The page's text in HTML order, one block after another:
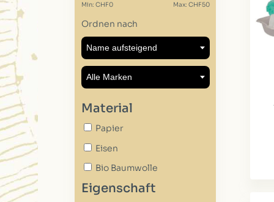
Min: CHF0 Max: CHF50
Ordnen nach
Material
Papier
Eisen
Bio Baumwolle
Eigenschaft